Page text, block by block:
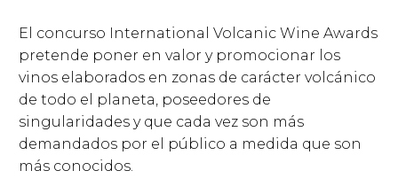
El concurso International Volcanic Wine Awards
pretende poner en valor y promocionar los
vinos elaborados en zonas de carácter volcánico
de todo el planeta, poseedores de
singularidades y que cada vez son más
demandados por el público a medida que son
más conocidos.